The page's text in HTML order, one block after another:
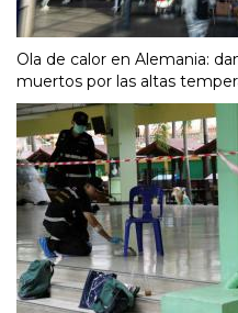
Ola de calor en Alemania:
muertos por las altas